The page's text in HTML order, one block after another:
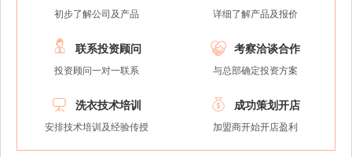
初步了解公司及产品 详细了解产品及报价
 联系投资顾问
投资顾问一对一联系
 考察洽谈合作
与总部确定投资方案
 洗衣技术培训
安排技术培训及经验传授
 成功策划开店
加盟商开始开店盈利